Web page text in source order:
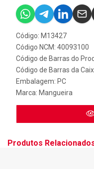
Código: M13427
Código NCM: 40093100
Código de Barras do
Código de Barras da
Embalagem: PC
Marca: Mangueira
Produtos